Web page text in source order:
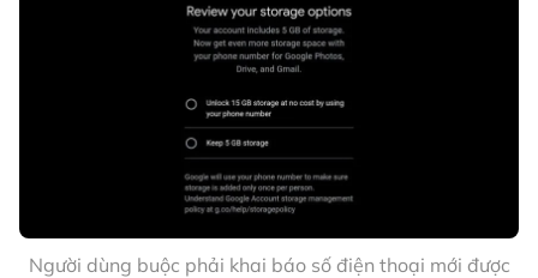
Người dùng buộc phải khai báo số điện thoại mới được